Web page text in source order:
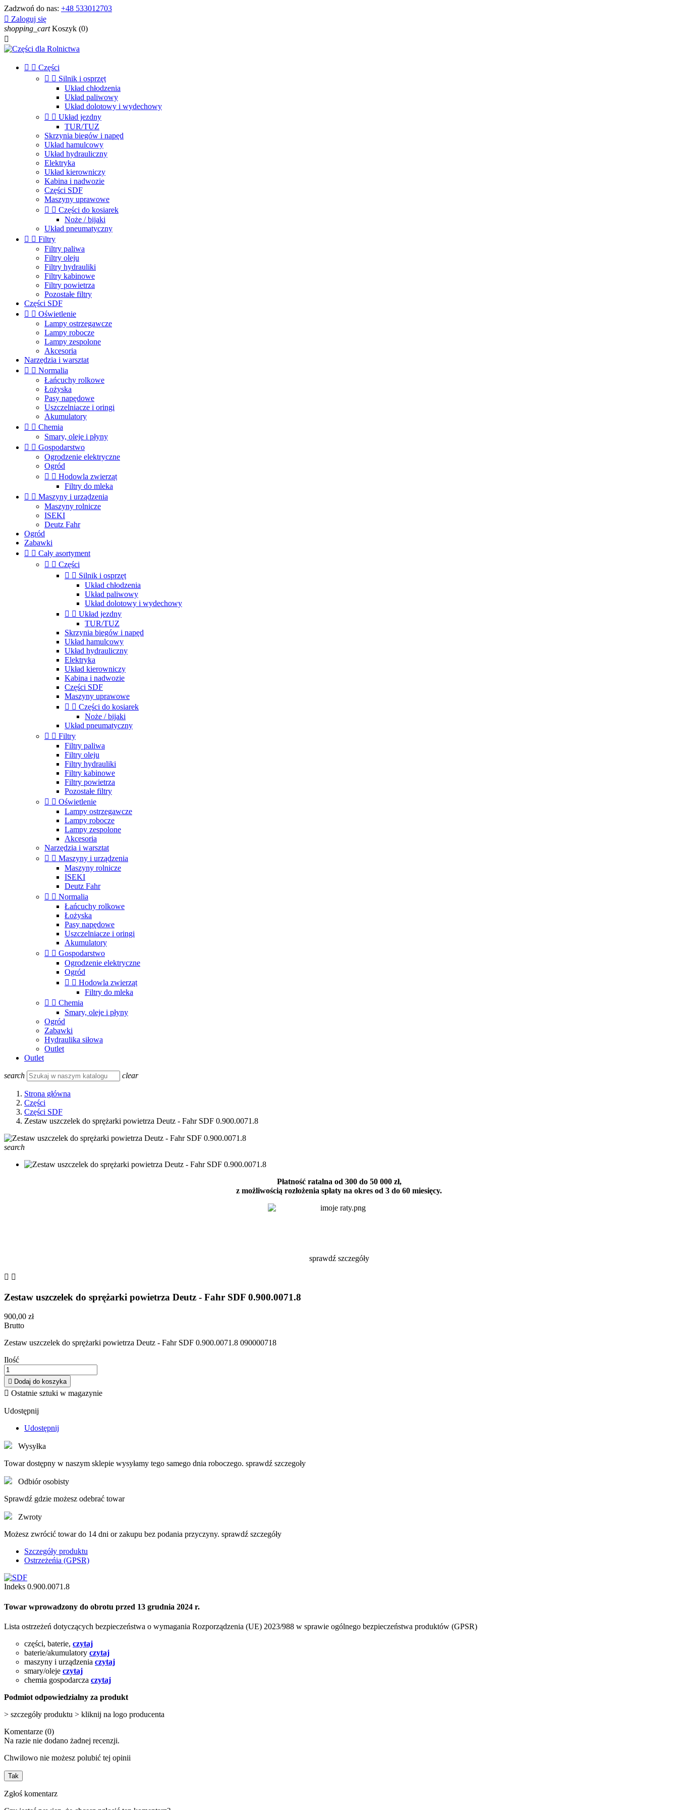
Zadzwoń do nas: +48 533012703
 Zaloguj się
shopping_cart Koszyk (0)

  Części
  Silnik i osprzęt
Układ chłodzenia
Układ paliwowy
Układ dolotowy i wydechowy
  Układ jezdny
TUR/TUZ
Skrzynia biegów i napęd
Układ hamulcowy
Układ hydrauliczny
Elektryka
Układ kierowniczy
Kabina i nadwozie
Części SDF
Maszyny uprawowe
  Części do kosiarek
Noże / bijaki
Układ pneumatyczny
  Filtry
Filtry paliwa
Filtry oleju
Filtry hydrauliki
Filtry kabinowe
Filtry powietrza
Pozostałe filtry
Części SDF
  Oświetlenie
Lampy ostrzegawcze
Lampy robocze
Lampy zespolone
Akcesoria
Narzędzia i warsztat
  Normalia
Łańcuchy rolkowe
Łożyska
Pasy napędowe
Uszczelniacze i oringi
Akumulatory
  Chemia
Smary, oleje i płyny
  Gospodarstwo
Ogrodzenie elektryczne
Ogród
  Hodowla zwierząt
Filtry do mleka
  Maszyny i urządzenia
Maszyny rolnicze
ISEKI
Deutz Fahr
Ogród
Zabawki
  Cały asortyment
  Części
  Silnik i osprzęt
Układ chłodzenia
Układ paliwowy
Układ dolotowy i wydechowy
  Układ jezdny
TUR/TUZ
Skrzynia biegów i napęd
Układ hamulcowy
Układ hydrauliczny
Elektryka
Układ kierowniczy
Kabina i nadwozie
Części SDF
Maszyny uprawowe
  Części do kosiarek
Noże / bijaki
Układ pneumatyczny
  Filtry
Filtry paliwa
Filtry oleju
Filtry hydrauliki
Filtry kabinowe
Filtry powietrza
Pozostałe filtry
  Oświetlenie
Lampy ostrzegawcze
Lampy robocze
Lampy zespolone
Akcesoria
Narzędzia i warsztat
  Maszyny i urządzenia
Maszyny rolnicze
ISEKI
Deutz Fahr
  Normalia
Łańcuchy rolkowe
Łożyska
Pasy napędowe
Uszczelniacze i oringi
Akumulatory
  Gospodarstwo
Ogrodzenie elektryczne
Ogród
  Hodowla zwierząt
Filtry do mleka
  Chemia
Smary, oleje i płyny
Ogród
Zabawki
Hydraulika siłowa
Outlet
Outlet
search clear
Strona główna
Części
Części SDF
Zestaw uszczelek do sprężarki powietrza Deutz - Fahr SDF 0.900.0071.8
search
Płatność ratalna od 300 do 50 000 zł,
z możliwością rozłożenia spłaty na okres od 3 do 60 miesięcy.
sprawdź szczegóły
 
Zestaw uszczelek do sprężarki powietrza Deutz - Fahr SDF 0.900.0071.8
900,00 zł
Brutto
Zestaw uszczelek do sprężarki powietrza Deutz - Fahr SDF 0.900.0071.8 090000718
Ilość
 Dodaj do koszyka
 Ostatnie sztuki w magazynie
Udostępnij
Udostępnij
Wysyłka
Towar dostępny w naszym sklepie wysyłamy tego samego dnia roboczego. sprawdź szczegoły
Odbiór osobisty
Sprawdź gdzie możesz odebrać towar
Zwroty
Możesz zwrócić towar do 14 dni or zakupu bez podania przyczyny. sprawdź szczegóły
Szczegóły produktu
Ostrzeżeńia (GPSR)
Indeks 0.900.0071.8
Towar wprowadzony do obrotu przed 13 grudnia 2024 r.
Lista ostrzeżeń dotyczących bezpieczeństwa o wymagania Rozporządzenia (UE) 2023/988 w sprawie ogólnego bezpieczeństwa produktów (GPSR)
części, baterie, czytaj
baterie/akumulatory czytaj
maszyny i urządzenia czytaj
smary/oleje czytaj
chemia gospodarcza czytaj
Podmiot odpowiedzialny za produkt
> szczegóły produktu > kliknij na logo producenta
Komentarze (0)
Na razie nie dodano żadnej recenzji.
Chwilowo nie możesz polubić tej opinii
Tak
Zgłoś komentarz